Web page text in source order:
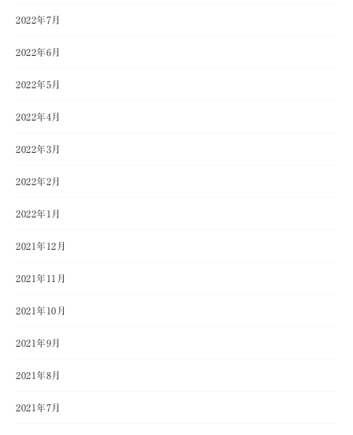
2022年7月
2022年6月
2022年5月
2022年4月
2022年3月
2022年2月
2022年1月
2021年12月
2021年11月
2021年10月
2021年9月
2021年8月
2021年7月